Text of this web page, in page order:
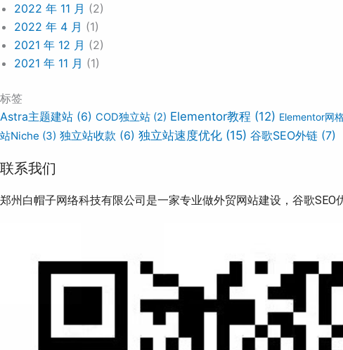
2022 年 11 月 (2)
2022 年 4 月 (1)
2021 年 12 月 (2)
2021 年 11 月 (1)
标签
Astra主题建站 (6) COD独立站 (2) Elementor教程 (12) Elementor网
站Niche (3) 独立站收款 (6) 独立站速度优化 (15) 谷歌SEO外链 (7)
联系我们
郑州白帽子网络科技有限公司是一家专业做外贸网站建设，谷歌SEO